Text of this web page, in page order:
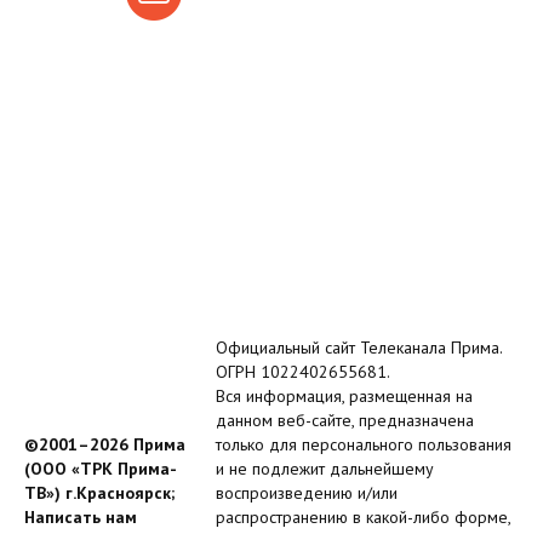
©2001–2026 Прима
(ООО «ТРК Прима-
ТВ») г.Красноярск;
Написать нам
Официальный сайт Телеканала Прима.
ОГРН 1022402655681.
Вся информация, размещенная на
данном веб-сайте, предназначена
только для персонального пользования
и не подлежит дальнейшему
воспроизведению и/или
распространению в какой-либо форме,